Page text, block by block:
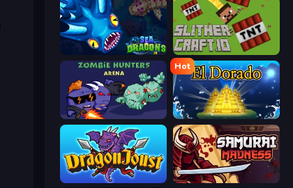
SeaDragons.io SlitherCraft.io
Zombie Hunters Online
Hot
El Dorado Lite
Dragon Joust (.io) Samurai Madness